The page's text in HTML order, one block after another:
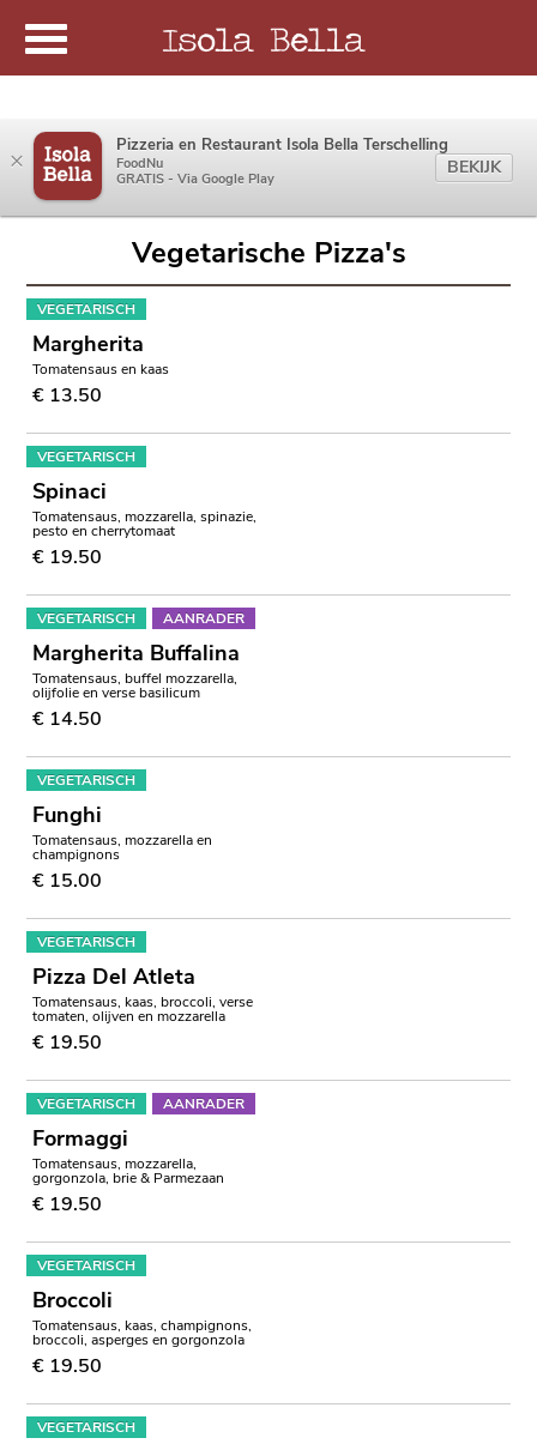
Vegetarische Pizza's
VEGETARISCH
Margherita
Tomatensaus en kaas
€ 13.50
VEGETARISCH
Spinaci
Tomatensaus, mozzarella, spinazie,
pesto en cherrytomaat
€ 19.50
VEGETARISCH AANRADER
Margherita Buffalina
Tomatensaus, buffel mozzarella,
olijfolie en verse basilicum
€ 14.50
VEGETARISCH
Funghi
Tomatensaus, mozzarella en
champignons
€ 15.00
VEGETARISCH
Pizza Del Atleta
Tomatensaus, kaas, broccoli, verse
tomaten, olijven en mozzarella
€ 19.50
VEGETARISCH AANRADER
Formaggi
Tomatensaus, mozzarella,
gorgonzola, brie & Parmezaan
€ 19.50
VEGETARISCH
Broccoli
Tomatensaus, kaas, champignons,
broccoli, asperges en gorgonzola
€ 19.50
VEGETARISCH
× Pizzeria en Restaurant Isola Bella Terschelling
FoodNu
GRATIS - Via Google Play
BEKIJK